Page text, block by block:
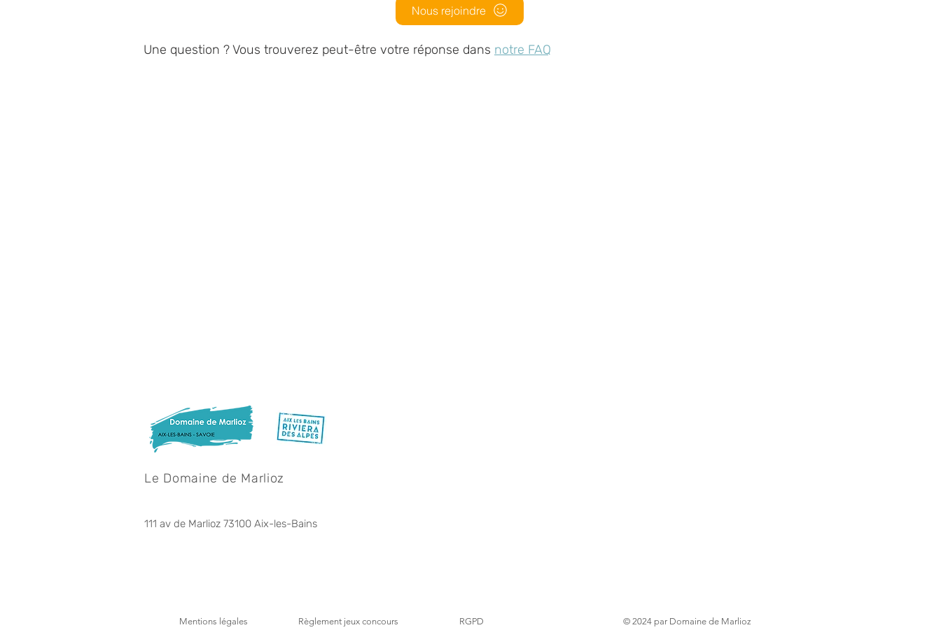
Nous rejoindre
Une question ? Vous trouverez peut-être votre réponse dans notre FAQ
Le Domaine de Marlioz
111 av de Marlioz 73100 Aix-les-Bains
Mentions légales Règlement jeux concours RGPD © 2024 par Domaine de Marlioz